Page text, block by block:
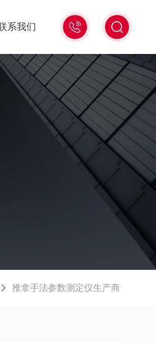
021-
56528785
系我们
推拿手法参数测定仪生产商